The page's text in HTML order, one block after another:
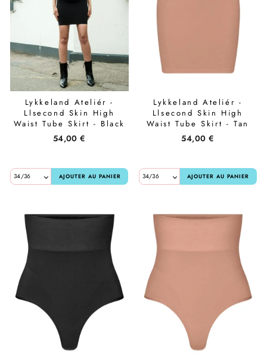
Lykkeland Ateliér -
Llsecond Skin High
Waist Tube Skirt - Black
54,00 €
AJOUTER AU PANIER
Lykkeland Ateliér -
Llsecond Skin High
Waist Tube Skirt - Tan
54,00 €
AJOUTER AU PANIER